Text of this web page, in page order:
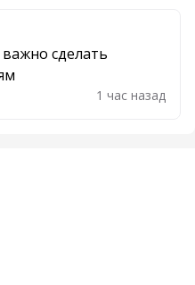
сделать
1 час назад